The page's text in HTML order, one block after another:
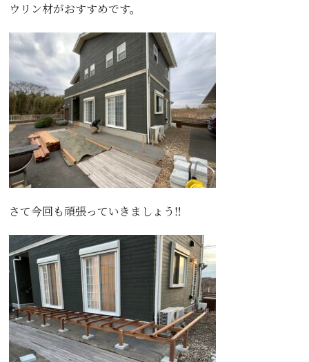
ウリン材がおすすめです。
さて今回も頑張っていきましょう‼️